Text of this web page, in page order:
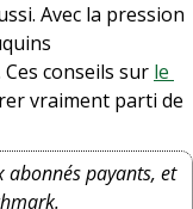
Avec la pression
conseils sur le
vraiment parti de
abonnés payants, et